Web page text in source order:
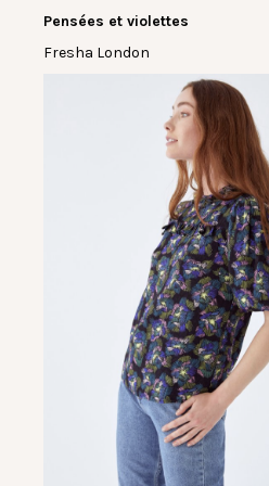
Pensées et violettes
Fresha London